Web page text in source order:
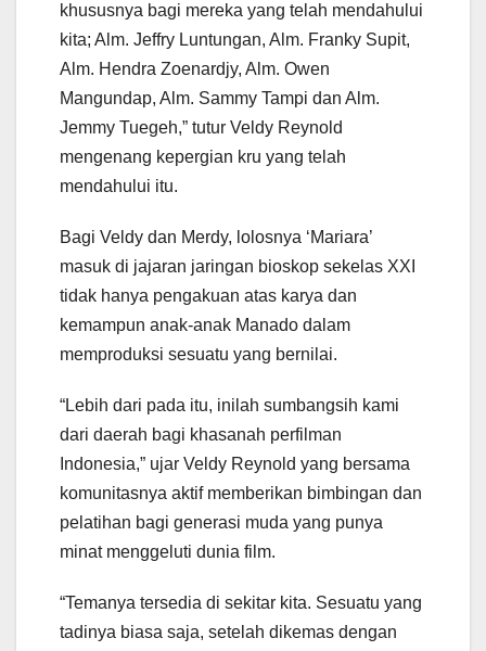
khususnya bagi mereka yang telah mendahului
kita; Alm. Jeffry Luntungan, Alm. Franky Supit,
Alm. Hendra Zoenardjy, Alm. Owen
Mangundap, Alm. Sammy Tampi dan Alm.
Jemmy Tuegeh,” tutur Veldy Reynold
mengenang kepergian kru yang telah
mendahului itu.
Bagi Veldy dan Merdy, lolosnya ‘Mariara’
masuk di jajaran jaringan bioskop sekelas XXI
tidak hanya pengakuan atas karya dan
kemampun anak-anak Manado dalam
memproduksi sesuatu yang bernilai.
“Lebih dari pada itu, inilah sumbangsih kami
dari daerah bagi khasanah perfilman
Indonesia,” ujar Veldy Reynold yang bersama
komunitasnya aktif memberikan bimbingan dan
pelatihan bagi generasi muda yang punya
minat menggeluti dunia film.
“Temanya tersedia di sekitar kita. Sesuatu yang
tadinya biasa saja, setelah dikemas dengan